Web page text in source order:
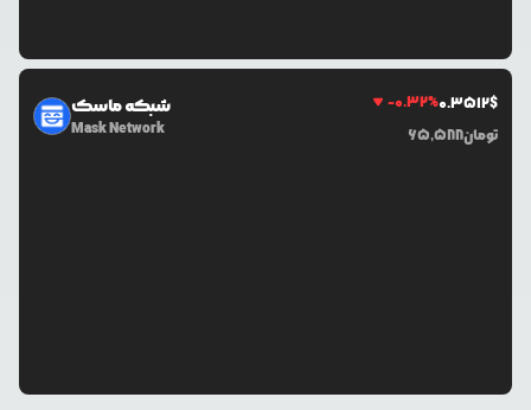
شبکه ماسک
Mask Network
-0.32%0.3512$
65,588تومان